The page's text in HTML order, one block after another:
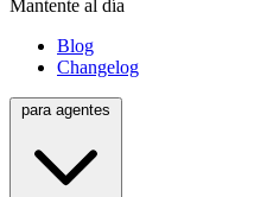
Mantente al día
Blog
Changelog